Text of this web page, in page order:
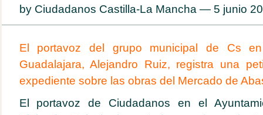
by Ciudadanos Castilla-La Mancha — 5 junio
El portavoz del grupo municipal de Cs
Guadalajara, Alejandro Ruiz, registra una
expediente sobre las obras del Mercado de
El portavoz de Ciudadanos en el